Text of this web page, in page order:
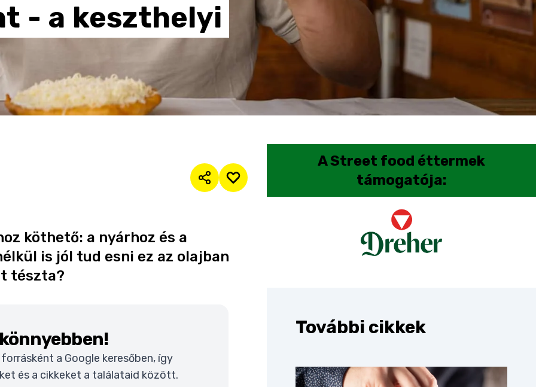
- a keszthelyi
köthető: a nyárhoz és a
is jól tud esni ez az olajban
tészta?
a Google keresőben, így
és a cikkeket a találataid között.
AStreet food éttermek
támogatója:
További cikkek